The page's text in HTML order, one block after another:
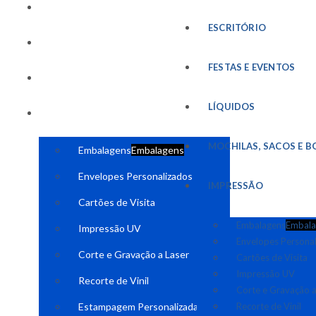
EmbalagensEmbalagens
Envelopes Personalizados
Cartões de Visita
Impressão UV
Corte e Gravação a Laser
Recorte de Vinil
Estampagem Personalizada
ESCRITÓRIO
FESTAS E EVENTOS
LÍQUIDOS
MOCHILAS, SACOS E
IMPRESSÃO
Embalagens
Envelopes
Cartões de Visita
Impressão UV
Corte e Gravação
Recorte de Vinil